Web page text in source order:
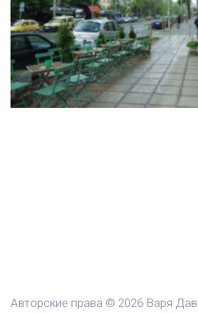
Авторские права © 2026 Варя